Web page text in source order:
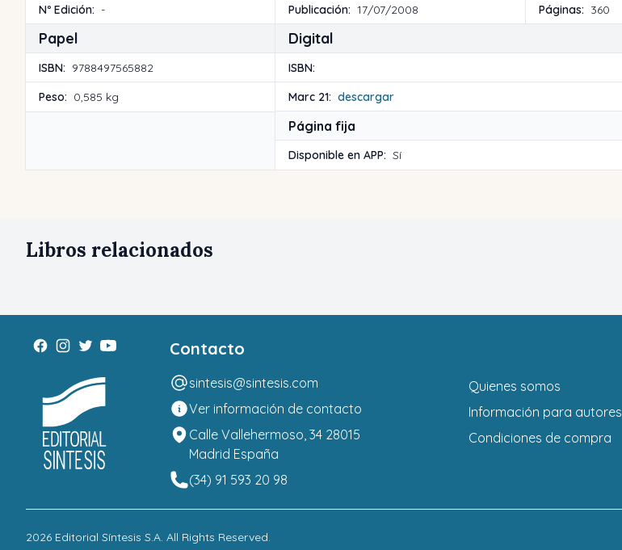
Nº Edición: - Publicación: 17/07/2008 Páginas: 360
Papel
ISBN: 9788497565882
Peso: 0,585 kg
Digital
ISBN:
Marc 21: descargar
Página fija
Disponible en APP: Sí
Libros relacionados
Contacto
sintesis@sintesis.com
Ver información de contacto
Calle Vallehermoso, 34 28015
Madrid España
(34) 91 593 20 98
Quienes somos
Información para autores
Condiciones de compra
2026 Editorial Síntesis S.A. All Rights Reserved.